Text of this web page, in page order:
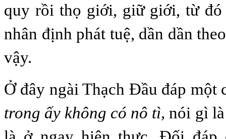
quy rồi thọ giới, giữ giới, từ đó
nhân định phát tuệ, dần dần
vậy.
Ở đây ngài Thạch Đầu đáp một
trong ấy không có nô tì, nói gì